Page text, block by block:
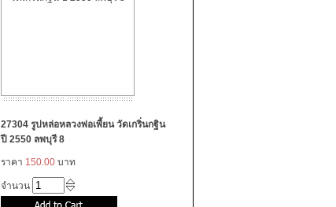
27304 รูปหล่อหลวงพ่อเพี้ยน วัดเกริ่นกฐิน
ปี 2550 ลพบุรี 8
ราคา 150.00 บาท
จำนวน